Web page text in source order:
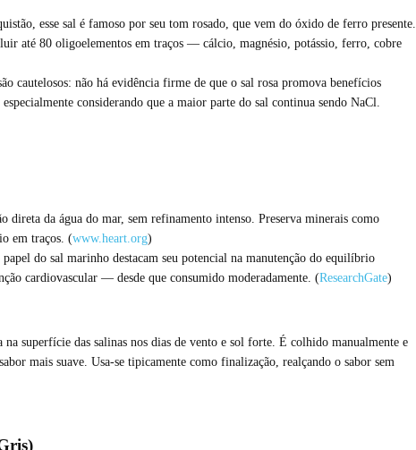
esse sal é famoso por seu tom rosado, que vem do óxido de ferro presente.
até 80 oligoelementos em traços — cálcio, magnésio, potássio, ferro, cobre
cautelosos: não há evidência firme de que o sal rosa promova benefícios
considerando que a maior parte do sal continua sendo NaCl.
direta da água do mar, sem refinamento intenso. Preserva minerais como
em traços. (www.heart.org)
papel do sal marinho destacam seu potencial na manutenção do equilíbrio
cardiovascular — desde que consumido moderadamente. (ResearchGate)
na superfície das salinas nos dias de vento e sol forte. É colhido manualmente e
mais suave. Usa-se tipicamente como finalização, realçando o sabor sem